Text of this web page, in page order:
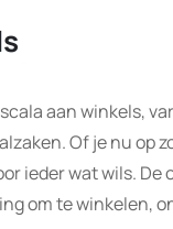
aan winkels,
Of je nu op
ieder wat wils.
om te winkelen,